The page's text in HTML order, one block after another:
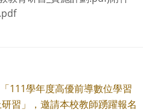
111學年度高優前導數位學習
習」，邀請本校教師踴躍報名